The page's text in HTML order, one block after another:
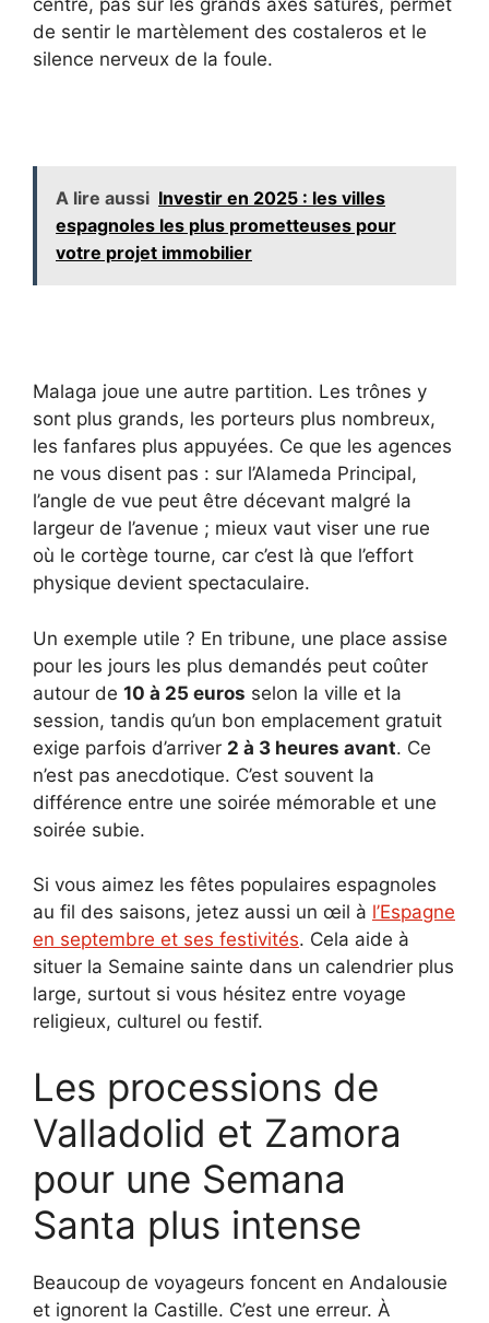
centre, pas sur les grands axes saturés, permet
de sentir le martèlement des costaleros et le
silence nerveux de la foule.
A lire aussi Investir en 2025 : les villes
espagnoles les plus prometteuses pour
votre projet immobilier
Malaga joue une autre partition. Les trônes y
sont plus grands, les porteurs plus nombreux,
les fanfares plus appuyées. Ce que les agences
ne vous disent pas : sur l’Alameda Principal,
l’angle de vue peut être décevant malgré la
largeur de l’avenue ; mieux vaut viser une rue
où le cortège tourne, car c’est là que l’effort
physique devient spectaculaire.
Un exemple utile ? En tribune, une place assise
pour les jours les plus demandés peut coûter
autour de 10 à 25 euros selon la ville et la
session, tandis qu’un bon emplacement gratuit
exige parfois d’arriver 2 à 3 heures avant. Ce
n’est pas anecdotique. C’est souvent la
différence entre une soirée mémorable et une
soirée subie.
Si vous aimez les fêtes populaires espagnoles
au fil des saisons, jetez aussi un œil à l’Espagne
en septembre et ses festivités. Cela aide à
situer la Semaine sainte dans un calendrier plus
large, surtout si vous hésitez entre voyage
religieux, culturel ou festif.
Les processions de
Valladolid et Zamora
pour une Semana
Santa plus intense
Beaucoup de voyageurs foncent en Andalousie
et ignorent la Castille. C’est une erreur. À